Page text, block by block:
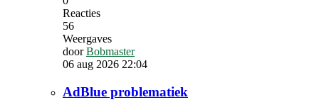
Reacties
56
Weergaves
doorBobmaster
06 aug 2026 22:04
AdBlue problematiek